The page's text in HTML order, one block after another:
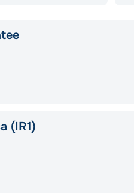
(IR1)